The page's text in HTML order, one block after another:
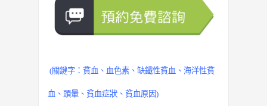
(關鍵字：貧血、血色素、 缺鐵性貧血 、海洋性貧
血、頭暈、貧血症狀、貧血原因)